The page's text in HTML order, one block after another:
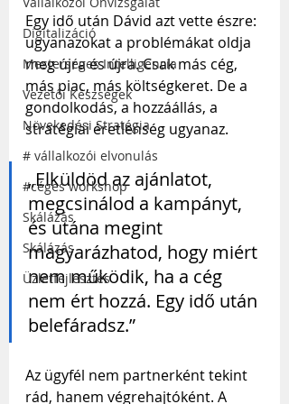
Digitalizáció
Mesterséges Intelligencia
Vezetői Készségek
Növekedési Stratégia
# vállalkozói elvonulás
#céges workshop
Skálázás
Skálázás
Üzletfejlesztés
Egy idő után Dávid azt vette észre:
ugyanazokat a problémákat oldja
meg újra és újra. Csak más cég,
más piac, más költségkeret. De a
gondolkodás, a hozzáállás, a
stratégiai éretlenség ugyanaz.
„Elküldöd az ajánlatot,
megcsinálod a kampányt,
és utána megint
magyarázhatod, hogy miért
nem működik, ha a cég
nem ért hozzá. Egy idő után
belefáradsz.”
Az ügyfél nem partnerként tekint
rád, hanem végrehajtóként. A